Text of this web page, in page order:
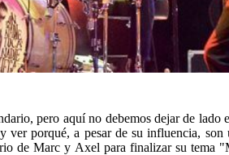
pero aquí no debemos dejar de
porqué, a pesar de su influencia,
de Marc y Axel para finalizar su